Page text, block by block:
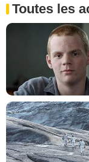
Toutes les